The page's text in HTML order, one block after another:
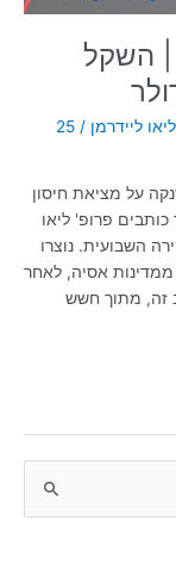
סקירה שבועית 25/11/2020 | השקל
ליידרמן /
25
על מציאת חיסון
כותבים פרופ' ליאו
השבועית. נוצרו
אסיה, לאחר
זה, מתוך חשש